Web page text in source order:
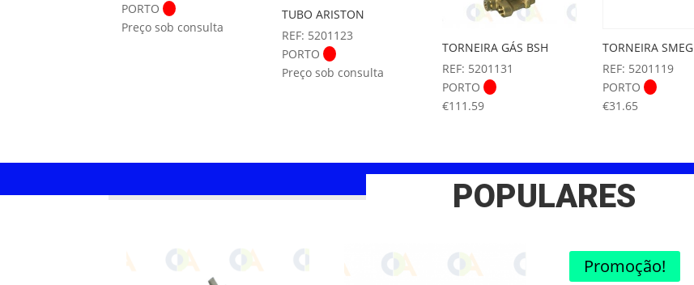
PORTO
Preço sob consulta
TUBO ARISTON
REF: 5201123
PORTO
Preço sob consulta
TORNEIRA GÁS BSH
REF: 5201131
PORTO
€111.59
TORNEIRA SMEG
REF: 5201119
PORTO
€31.65
POPULARES
Promoção!